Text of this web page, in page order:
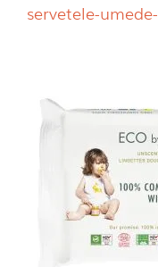
servetele-